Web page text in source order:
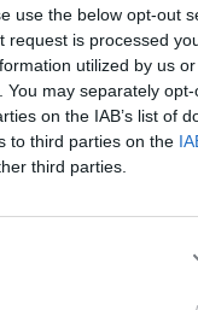
use the below opt-out
request is processed
utilized by us
may separately
on the IAB’s list of
to third parties on the
third parties.
όπως cookies για
επηρεάσει
πηγές
με
οικονομική
ενίσχυση